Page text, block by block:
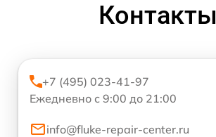
Контакты
+7 (495) 023-41-97
Ежедневно с 9:00 до 21:00
info@fluke-repair-center.ru